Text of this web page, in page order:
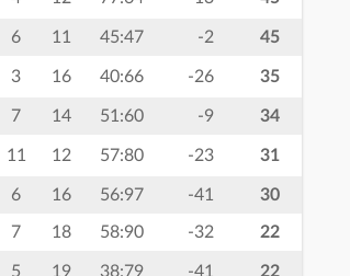
6 11 45:47 -2 45
3 16 40:66 -26 35
7 14 51:60 -9 34
11 12 57:80 -23 31
6 16 56:97 -41 30
7 18 58:90 -32 22
5 19 38:79 -41 22